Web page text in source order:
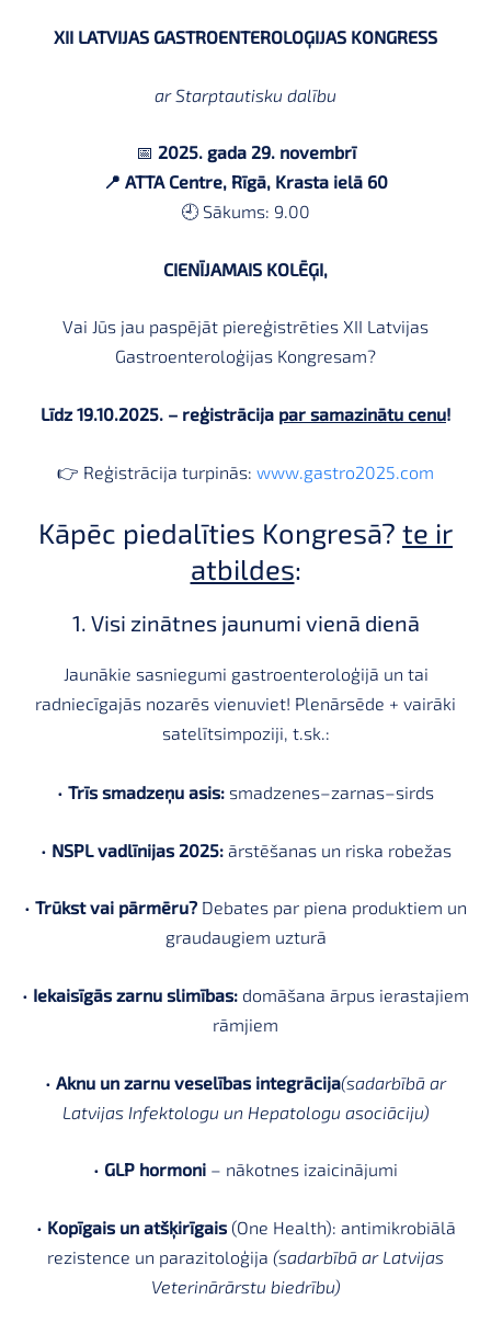
XII LATVIJAS GASTROENTEROLOĢIJAS KONGRESS
ar Starptautisku dalību
📅 2025. gada 29. novembrī
📍 ATTA Centre, Rīgā, Krasta ielā 60
🕘 Sākums: 9.00
CIENĪJAMAIS KOLĒĢI,
Vai Jūs jau paspējāt piereģistrēties XII Latvijas
Gastroenteroloģijas Kongresam?
Līdz 19.10.2025. – reģistrācija par samazinātu cenu!
👉 Reģistrācija turpinās: www.gastro2025.com
Kāpēc piedalīties Kongresā? te ir
atbildes:
1. Visi zinātnes jaunumi vienā dienā
Jaunākie sasniegumi gastroenteroloģijā un tai
radniecīgajās nozarēs vienuviet! Plenārsēde + vairāki
satelītsimpoziji, t.sk.:
• Trīs smadzeņu asis: smadzenes–zarnas–sirds
• NSPL vadlīnijas 2025:ārstēšanas un riska robežas
• Trūkst vai pārmēru? Debates par piena produktiem un
graudaugiem uzturā
• Iekaisīgās zarnu slimības: domāšana ārpus ierastajiem
rāmjiem
• Aknu un zarnu veselības integrācija(sadarbībā ar
Latvijas Infektologu un Hepatologu asociāciju)
• GLP hormoni – nākotnes izaicinājumi
• Kopīgais un atšķirīgais(One Health): antimikrobiālā
rezistence un parazitoloģija (sadarbībā ar Latvijas
Veterinārārstu biedrību)